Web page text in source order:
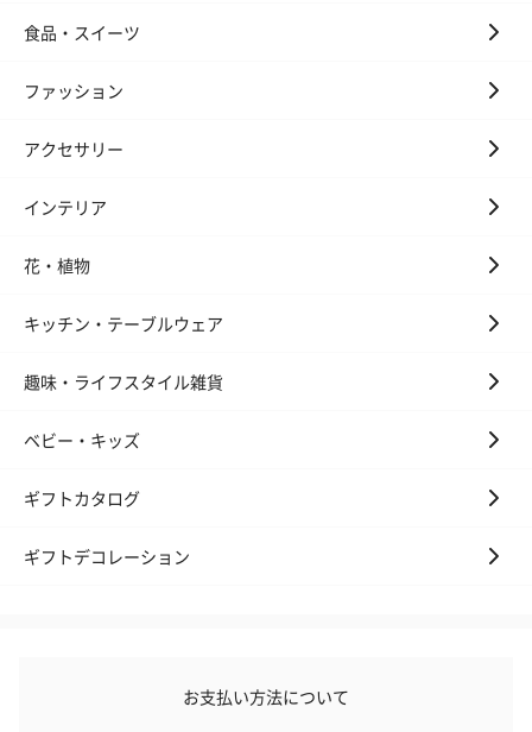
円）
り〜 3号（
スキンケアグッズを同梱してお届けします。
ハンドクリーム3本セッ
（1,100円）
シャワージェル＆ハン
ッシュローズ
リラックスグッズ
食品・スイーツ
ファッション
アクセサリー
インテリア
花・植物
キッチン・テーブルウェア
趣味・ライフスタイル雑貨
ベビー・キッズ
ギフトカタログ
ギフトデコレーション
お支払い方法について